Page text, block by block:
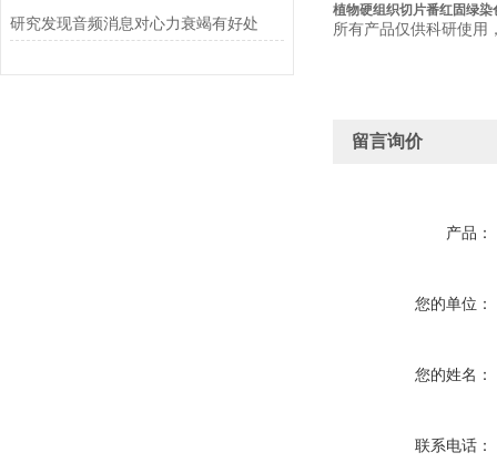
研究发现音频消息对心力衰竭有好处
植物硬组织切片番红固绿染
所有产品仅供科研使用
留言询价
产品：
您的单位：
您的姓名：
联系电话：